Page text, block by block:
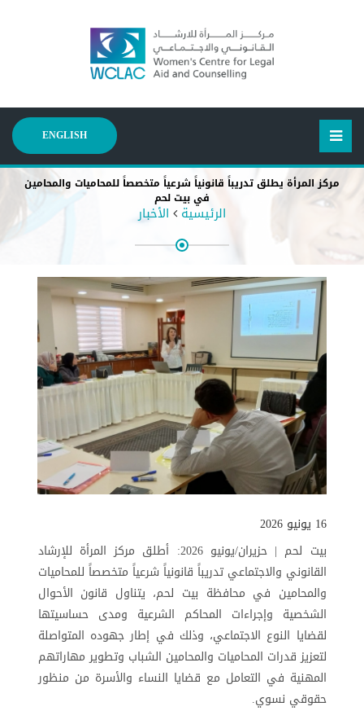
ENGLISH
مركز المرأة يطلق تدريباً قانونياً شرعياً متخصصاً للمحاميات والمحامين
في بيت لحم
الرئيسية الأخبار
16 يونيو 2026
بيت لحم | حزيران/يونيو 2026: أطلق مركز المرأة للإرشاد
القانوني والاجتماعي تدريباً قانونياً شرعياً متخصصاً للمحاميات
والمحامين في محافظة بيت لحم، يتناول قانون الأحوال
الشخصية وإجراءات المحاكم الشرعية ومدى حساسيتها
لقضايا النوع الاجتماعي، وذلك في إطار جهوده المتواصلة
لتعزيز قدرات المحاميات والمحامين الشباب وتطوير مهاراتهم
المهنية في التعامل مع قضايا النساء والأسرة من منظور
حقوقي نسوي.